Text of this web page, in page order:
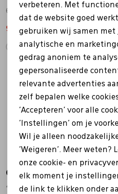
66.378.87 wit
94,50 135,00
Sale
Gabor
46.375.68 off white
Analytische cookies
Marketing cookies
verbeteren. Met
dat de website goed
gebruiken wij samen met
analytische en
gedrag anoniem te
gepersonaliseerde
relevante advertenties
zelf bepalen welke
'Accepteren' voor alle
'Instellingen' om je
Wil je alleen
'Weigeren'. Meer weten?
onze cookie- en
elk moment je
de link te klikken onder